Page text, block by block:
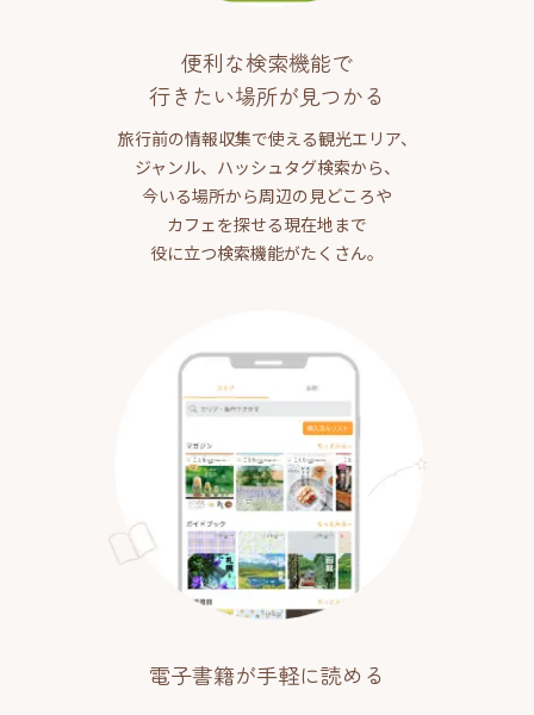
便利な検索機能で
行きたい場所が見つかる
旅行前の情報収集で使える観光エリア、
ジャンル、ハッシュタグ検索から、
今いる場所から周辺の見どころや
カフェを探せる現在地まで
役に立つ検索機能がたくさん。
電子書籍が手軽に読める